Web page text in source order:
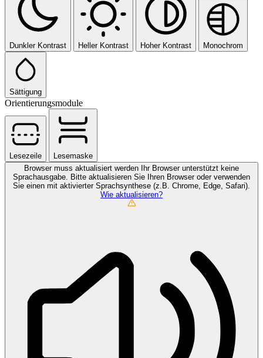
Dunkler Kontrast Heller Kontrast Hoher Kontrast Monochrom
Sättigung
Orientierungsmodule
Lesezeile
Lesemaske
Browser muss aktualisiert werden
Ihr Browser unterstützt keine
Sprachausgabe. Bitte aktualisieren Sie Ihren Browser oder verwenden
Sie einen mit aktivierter Sprachsynthese (z.B. Chrome, Edge, Safari).
Wie aktualisieren?